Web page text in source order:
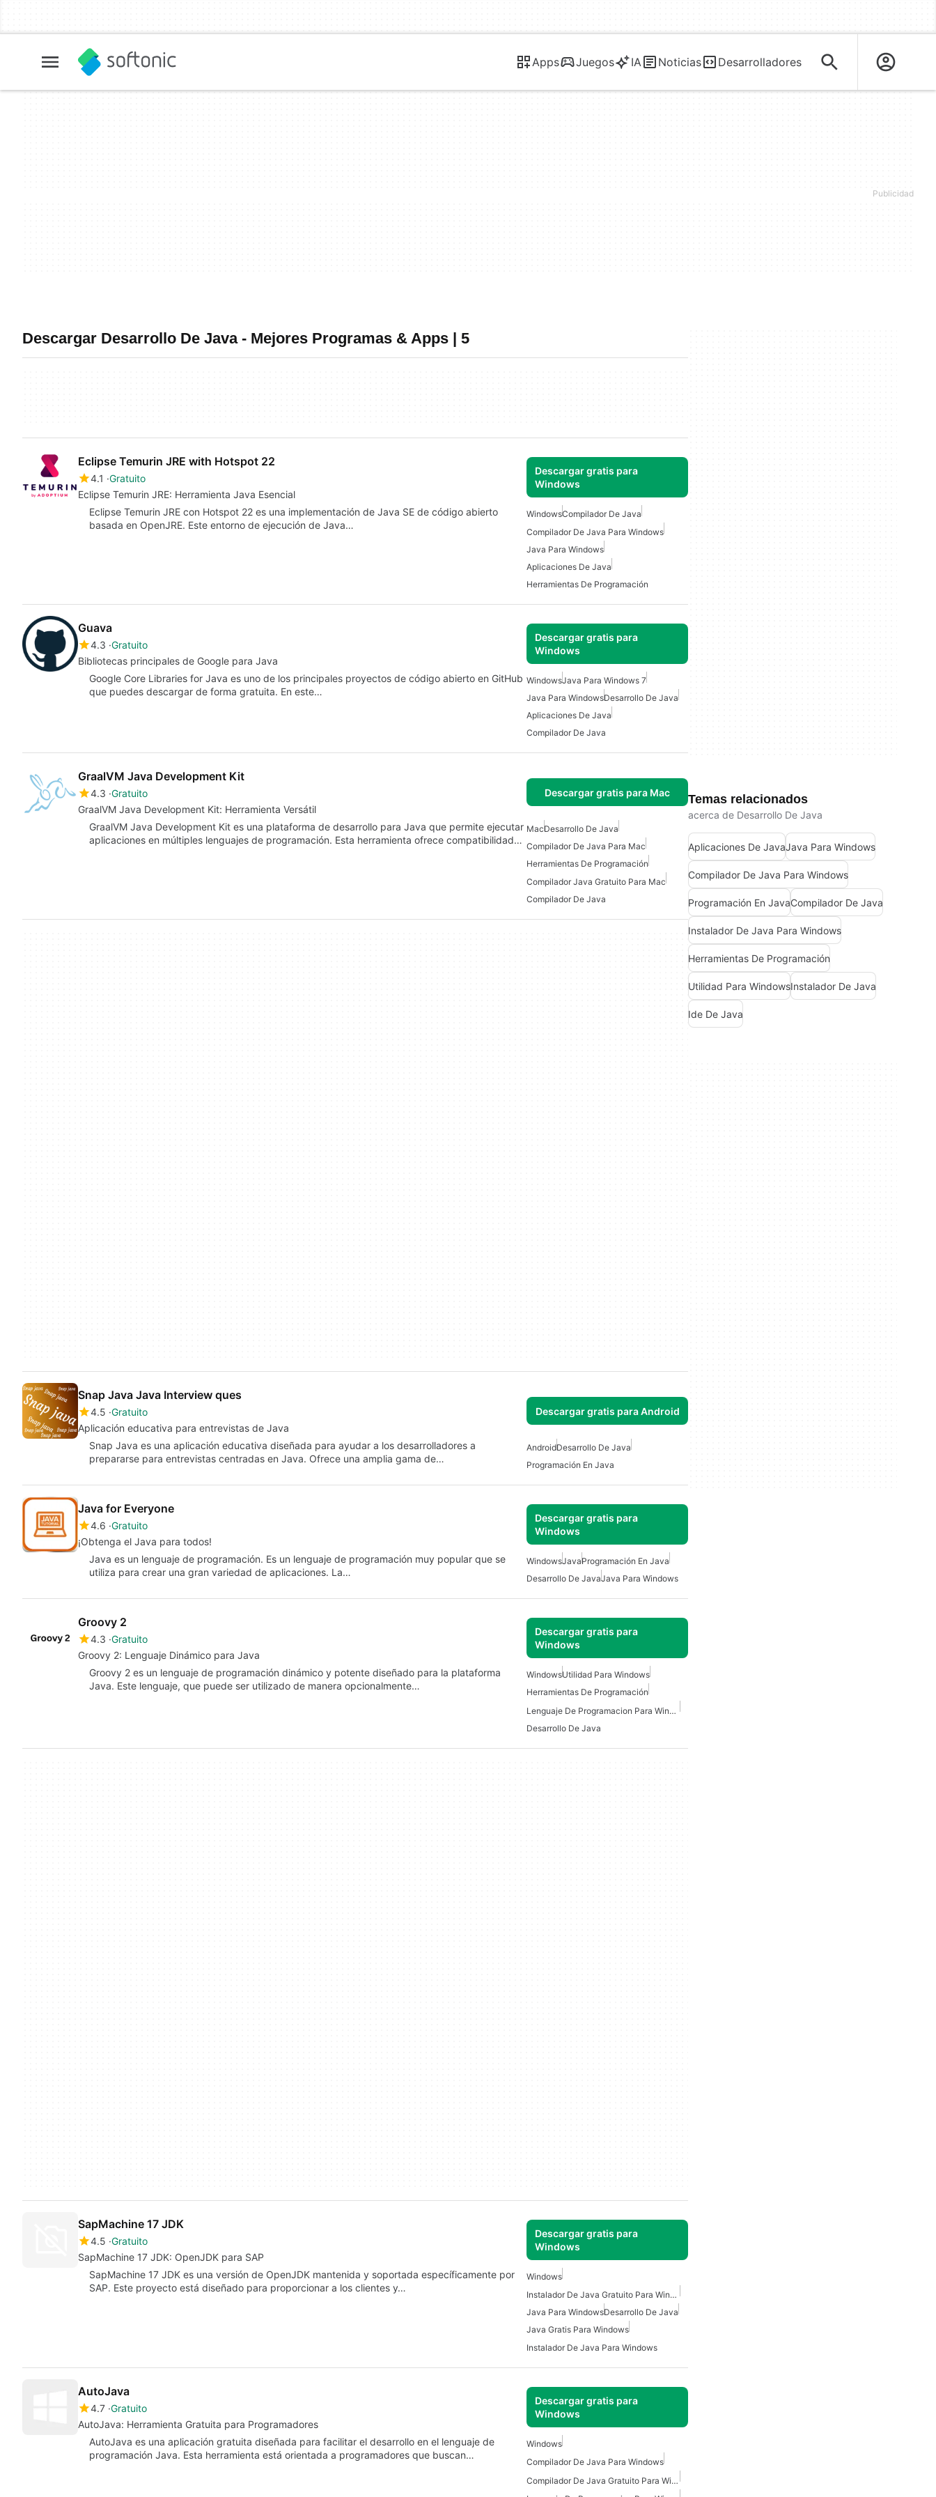
Apps Juegos IA Noticias Desarrolladores
Descargar Desarrollo De Java - Mejores Programas & Apps | 5
Eclipse Temurin JRE with Hotspot 22
4.1 Gratuito
Eclipse Temurin JRE: Herramienta Java Esencial
Descargar gratis para
Windows
Eclipse Temurin JRE con Hotspot 22 es una implementación de Java SE de código abierto
basada en OpenJRE. Este entorno de ejecución de Java…
WindowsCompilador De Java
Compilador De Java Para Windows
Java Para Windows
Aplicaciones De Java
Herramientas De Programación
Guava
4.3 Gratuito
Bibliotecas principales de Google para Java
Descargar gratis para
Windows
Google Core Libraries for Java es uno de los principales proyectos de código abierto en GitHub
que puedes descargar de forma gratuita. En este…
WindowsJava Para Windows 7
Java Para WindowsDesarrollo De Java
Aplicaciones De Java
Compilador De Java
GraalVM Java Development Kit
4.3 Gratuito
GraalVM Java Development Kit: Herramienta Versátil
Descargar gratis para Mac
GraalVM Java Development Kit es una plataforma de desarrollo para Java que permite ejecutar
aplicaciones en múltiples lenguajes de programación. Esta herramienta ofrece compatibilidad…
MacDesarrollo De Java
Compilador De Java Para Mac
Herramientas De Programación
Compilador Java Gratuito Para Mac
Compilador De Java
Snap Java Java Interview ques
4.5 Gratuito
Aplicación educativa para entrevistas de Java
Descargar gratis para Android
Snap Java es una aplicación educativa diseñada para ayudar a los desarrolladores a
prepararse para entrevistas centradas en Java. Ofrece una amplia gama de…
AndroidDesarrollo De Java
Programación En Java
Java for Everyone
4.6 Gratuito
¡Obtenga el Java para todos!
Descargar gratis para
Windows
Java es un lenguaje de programación. Es un lenguaje de programación muy popular que se
utiliza para crear una gran variedad de aplicaciones. La…
WindowsJavaProgramación En Java
Desarrollo De JavaJava Para Windows
Groovy 2
4.3 Gratuito
Groovy 2: Lenguaje Dinámico para Java
Descargar gratis para
Windows
Groovy 2 es un lenguaje de programación dinámico y potente diseñado para la plataforma
Java. Este lenguaje, que puede ser utilizado de manera opcionalmente…
WindowsUtilidad Para Windows
Herramientas De Programación
Lenguaje De Programacion Para Windows
Desarrollo De Java
SapMachine 17 JDK
4.5 Gratuito
SapMachine 17 JDK: OpenJDK para SAP
Descargar gratis para
Windows
SapMachine 17 JDK es una versión de OpenJDK mantenida y soportada específicamente por
SAP. Este proyecto está diseñado para proporcionar a los clientes y…
Windows
Instalador De Java Gratuito Para Windows
Java Para WindowsDesarrollo De Java
Java Gratis Para Windows
Instalador De Java Para Windows
AutoJava
4.7 Gratuito
AutoJava: Herramienta Gratuita para Programadores
Descargar gratis para
Windows
AutoJava es una aplicación gratuita diseñada para facilitar el desarrollo en el lenguaje de
programación Java. Esta herramienta está orientada a programadores que buscan…
Windows
Compilador De Java Para Windows
Compilador De Java Gratuito Para Windows
Temas relacionados
acerca de Desarrollo De Java
Aplicaciones De JavaJava Para Windows
Compilador De Java Para Windows
Programación En JavaCompilador De Java
Instalador De Java Para Windows
Herramientas De Programación
Utilidad Para WindowsInstalador De Java
Ide De Java